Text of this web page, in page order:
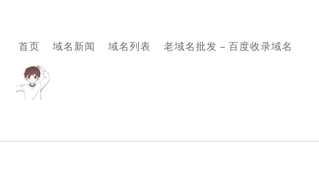
首页 域名新闻 域名列表 老域名批发 – 百度收录域名